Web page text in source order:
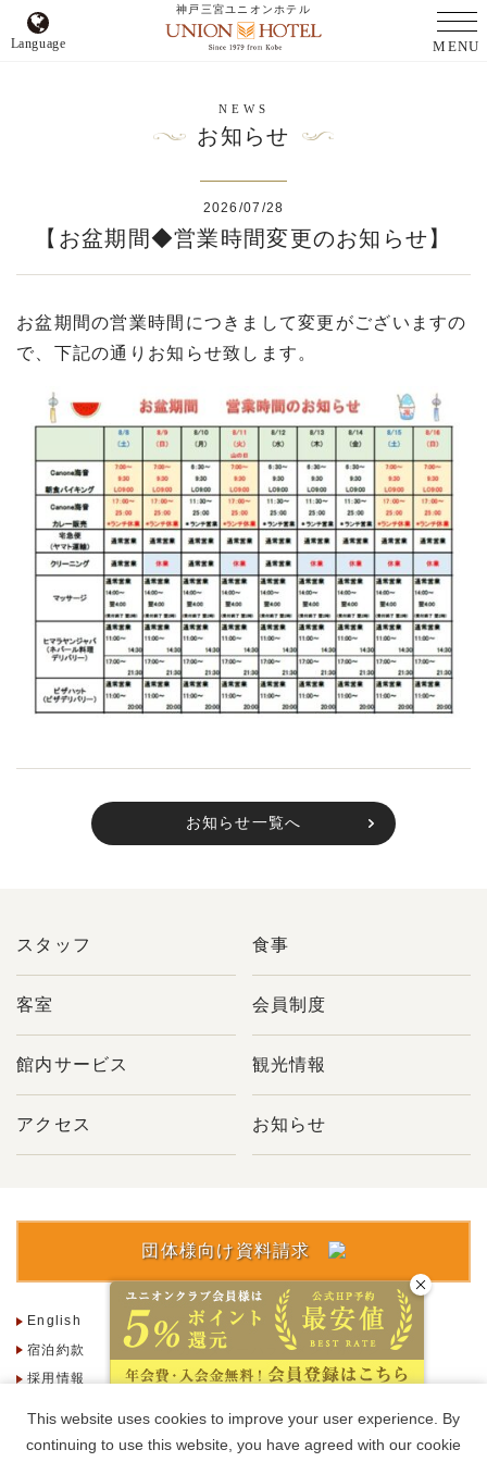
神戸三宮ユニオンホテル
MENU
Language
NEWS
お知らせ
2026/07/28
【お盆期間◆営業時間変更のお知らせ】
お盆期間の営業時間につきまして変更がございますの
で、下記の通りお知らせ致します。
お知らせ一覧へ
スタッフ 食事
客室 会員制度
館内サービス 観光情報
アクセス お知らせ
団体様向け資料請求
English 한국어
繁體字
宿泊約款
カスタマーハラスメントポリシー
採用情報
お問い合わせ
よくある質問
This website uses cookies to improve your user experience. By
continuing to use this website, you have agreed with our cookie